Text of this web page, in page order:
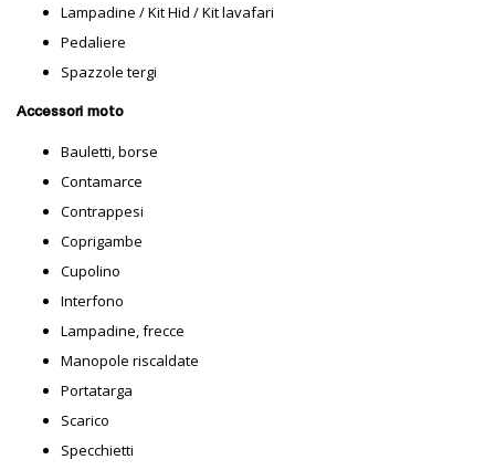
Lampadine / Kit Hid / Kit lavafari
Pedaliere
Spazzole tergi
Accessori moto
Bauletti, borse
Contamarce
Contrappesi
Coprigambe
Cupolino
Interfono
Lampadine, frecce
Manopole riscaldate
Portatarga
Scarico
Specchietti